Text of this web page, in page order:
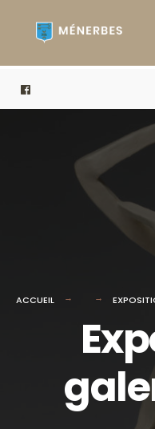
ACCUEIL
for: